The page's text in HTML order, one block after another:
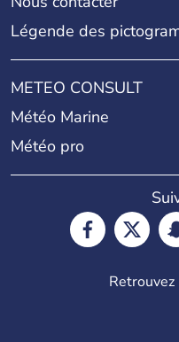
Légende des
METEO CONSULT
Météo Marine
Météo pro
Retrouvez